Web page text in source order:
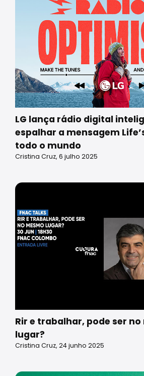
LG lança rádio digital
espalhar a mensagem
todo o mundo
Cristina Cruz, 6 julho 2025
Rir e trabalhar, pode ser
lugar?
Cristina Cruz, 24 junho 2025